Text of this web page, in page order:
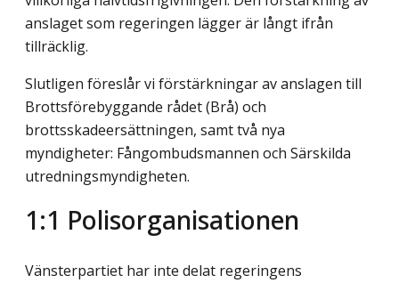
anslaget som regeringen lägger är långt ifrån
tillräcklig.
Slutligen föreslår vi förstärkningar av anslagen till
Brottsförebyggande rådet (Brå) och
brottsskadeersättningen, samt två nya
myndigheter: Fångombudsmannen och Särskilda
utredningsmyndigheten.
1:1 Polisorganisationen
Vänsterpartiet har inte delat regeringens